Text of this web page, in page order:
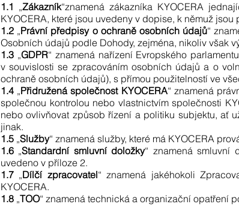
1.1 „Zákazník“znamená zákazníka KYOCERA
KYOCERA, které jsou uvedeny v dopise, k němuž
1.2 „Právní předpisy o ochraně osobních údajů“
Osobních údajů podle Dohody, zejména, nikoliv však
1.3 „GDPR“ znamená nařízení Evropského
v souvislosti se zpracováním osobních údajů a o
ochraně osobních údajů), s přímou použitelností ve
1.4 „Přidružená společnost KYOCERA“ znamená
společnou kontrolou nebo vlastnictvím společnosti
nebo ovlivňovat způsob řízení a politiku subjektu, ať
jinak.
1.5 „Služby“ znamená služby, které má KYOCERA
1.6 „Standardní smluvní doložky“ znamená smluvní
uvedeno v příloze 2.
1.7 „Dílčí zpracovatel“ znamená jakéhokoli
KYOCERA.
1.8 „TOO“ znamená technická a organizační opatření